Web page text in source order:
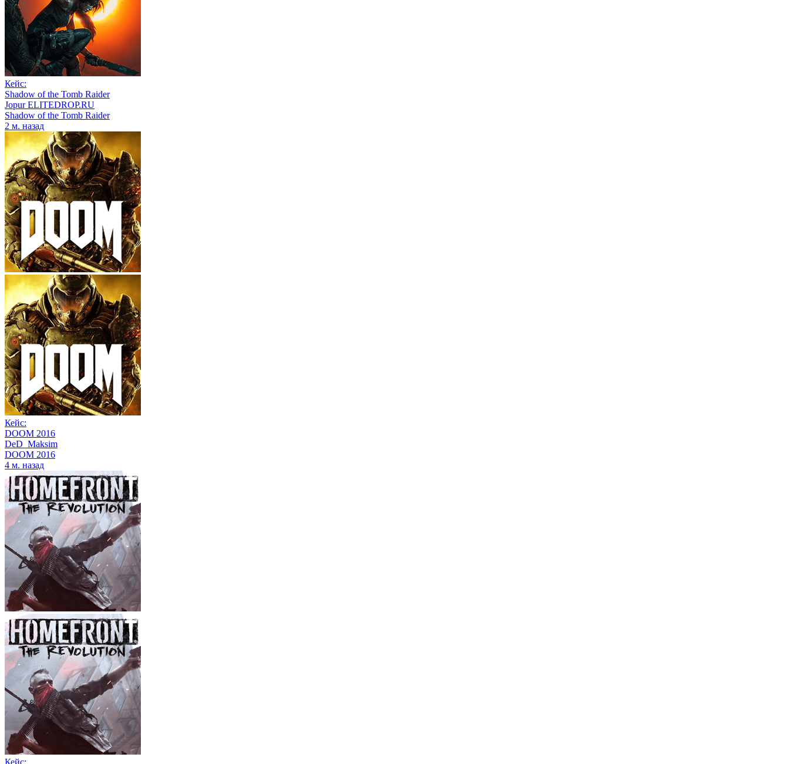
Кейс:
Shadow of the Tomb Raider
Jopur ELITEDROP.RU
Shadow of the Tomb Raider
2 м. назад
Кейс:
DOOM 2016
DeD_Maksim
DOOM 2016
4 м. назад
Кейс: